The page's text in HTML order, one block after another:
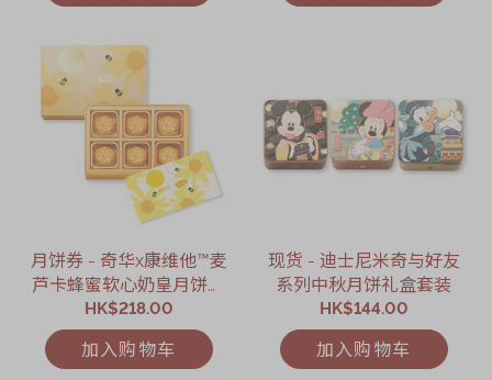
月饼券 - 奇华x康维他™麦
芦卡蜂蜜软心奶皇月饼礼
盒礼券
HK$218.00
加入购物车
现货 - 迪士尼米奇与好友
系列中秋月饼礼盒套装
HK$144.00
加入购物车